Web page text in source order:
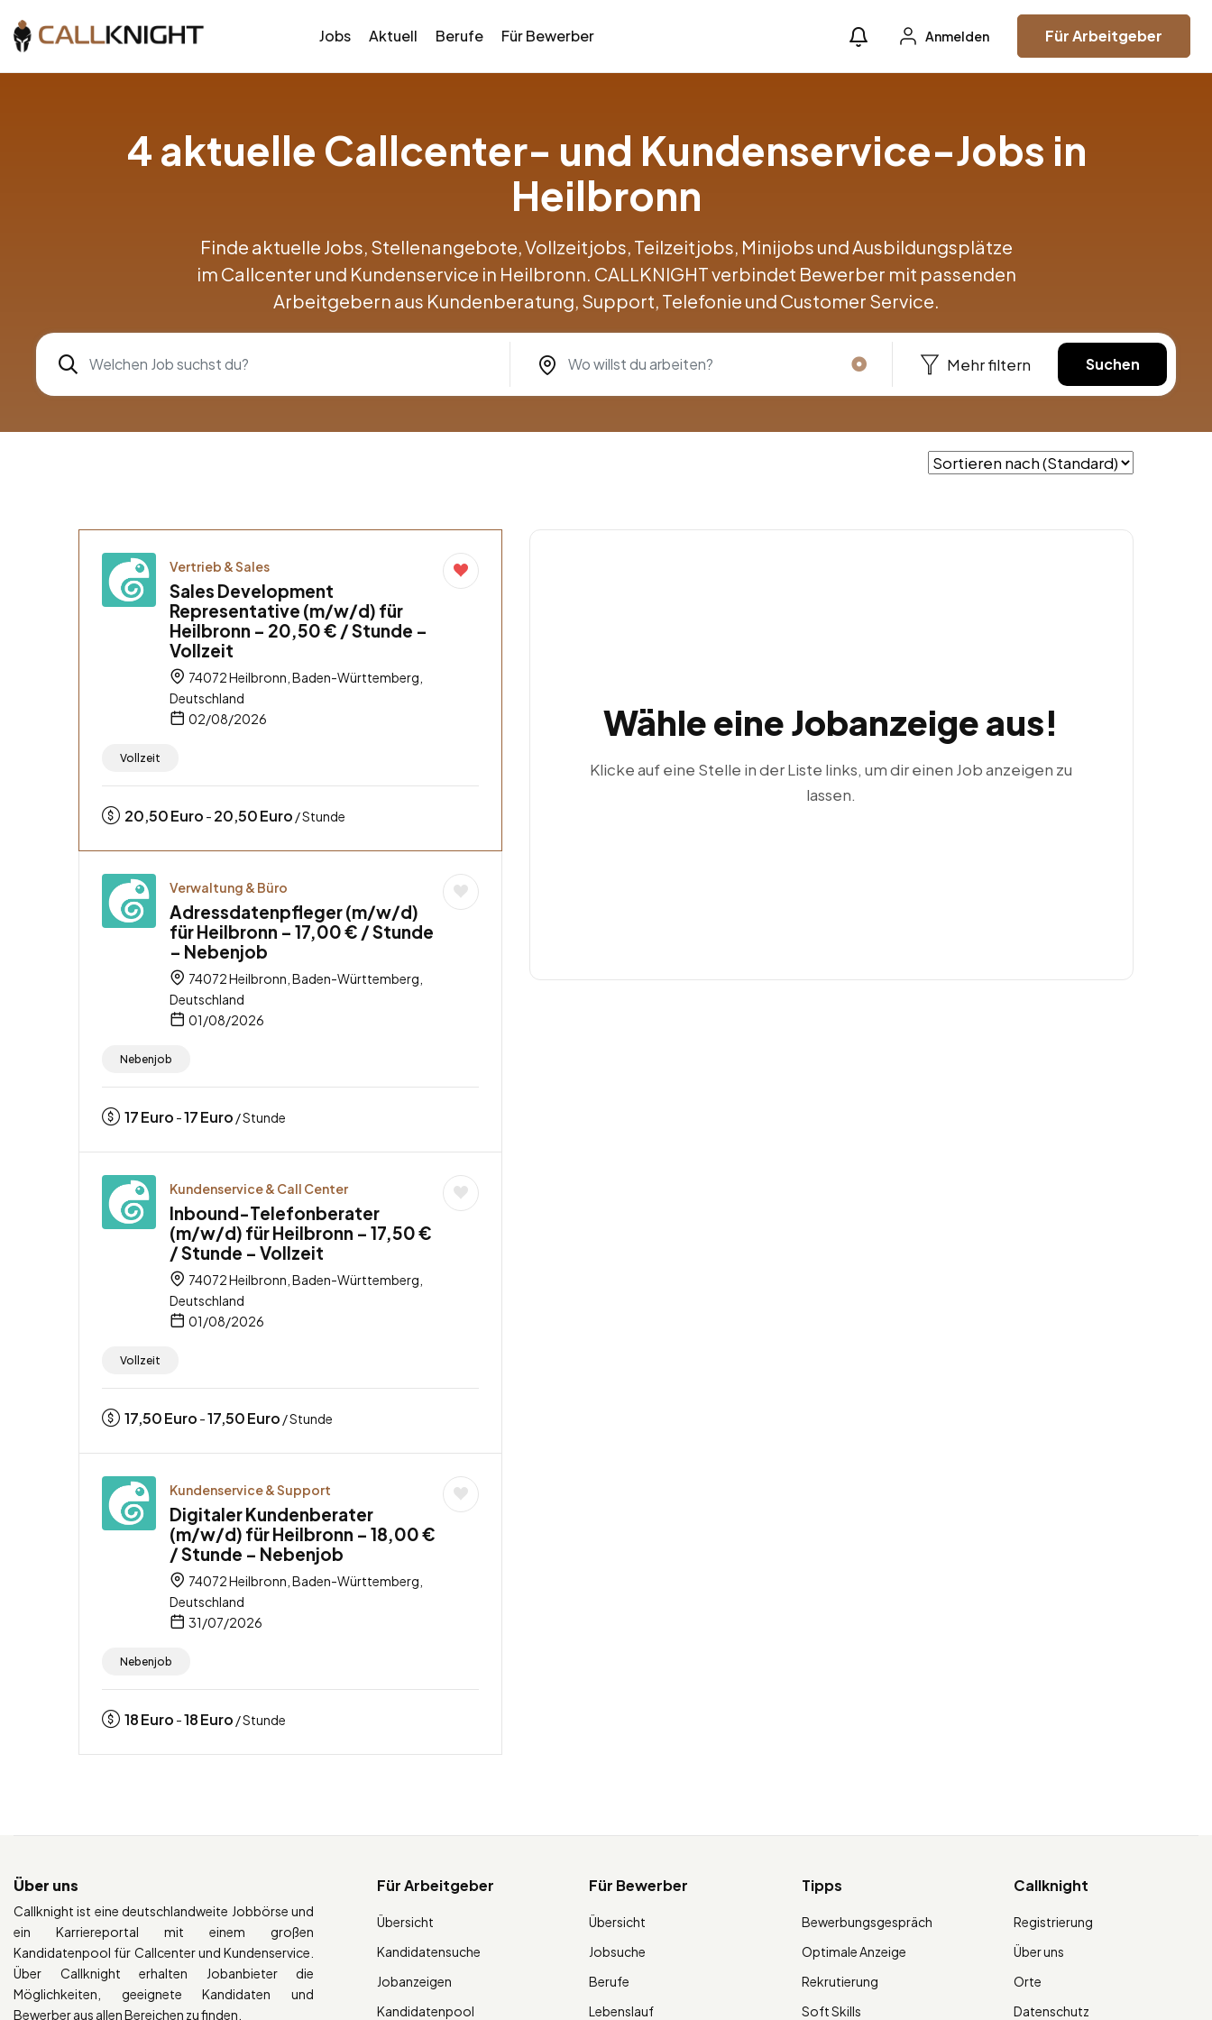
Jobs Aktuell Berufe Für Bewerber Anmelden Für Arbeitgeber
4 aktuelle Callcenter- und Kundenservice-Jobs in
Heilbronn
Finde aktuelle Jobs, Stellenangebote, Vollzeitjobs, Teilzeitjobs, Minijobs und Ausbildungsplätze
im Callcenter und Kundenservice in Heilbronn. CALLKNIGHT verbindet Bewerber mit passenden
Arbeitgebern aus Kundenberatung, Support, Telefonie und Customer Service.
Mehr filtern Suchen
Vertrieb & Sales
Sales Development
Representative (m/w/d) für
Heilbronn – 20,50 € / Stunde –
Vollzeit
74072 Heilbronn, Baden-Württemberg,
Deutschland
02/08/2026
Vollzeit
20,50Euro - 20,50Euro / Stunde
Verwaltung & Büro
Adressdatenpfleger (m/w/d)
für Heilbronn – 17,00 € / Stunde
– Nebenjob
74072 Heilbronn, Baden-Württemberg,
Deutschland
01/08/2026
Nebenjob
17Euro -17Euro / Stunde
Kundenservice & Call Center
Inbound-Telefonberater
(m/w/d) für Heilbronn – 17,50 €
/ Stunde – Vollzeit
74072 Heilbronn, Baden-Württemberg,
Deutschland
01/08/2026
Vollzeit
17,50Euro -17,50Euro / Stunde
Kundenservice & Support
Digitaler Kundenberater
(m/w/d) für Heilbronn – 18,00 €
/ Stunde – Nebenjob
74072 Heilbronn, Baden-Württemberg,
Deutschland
31/07/2026
Nebenjob
18Euro -18Euro / Stunde
Wähle eine Jobanzeige aus!
Klicke auf eine Stelle in der Liste links, um dir einen Job anzeigen zu
lassen.
Über uns
Callknight ist eine deutschlandweite Jobbörse und
ein Karriereportal mit einem großen
Kandidatenpool für Callcenter und Kundenservice.
Über Callknight erhalten Jobanbieter die
Möglichkeiten, geeignete Kandidaten und
Bewerber aus allen Bereichen zu finden.
Für Arbeitgeber
Übersicht
Kandidatensuche
Jobanzeigen
Kandidatenpool
Für Bewerber
Übersicht
Jobsuche
Berufe
Lebenslauf
Tipps
Bewerbungsgespräch
Optimale Anzeige
Rekrutierung
Soft Skills
Callknight
Registrierung
Über uns
Orte
Datenschutz